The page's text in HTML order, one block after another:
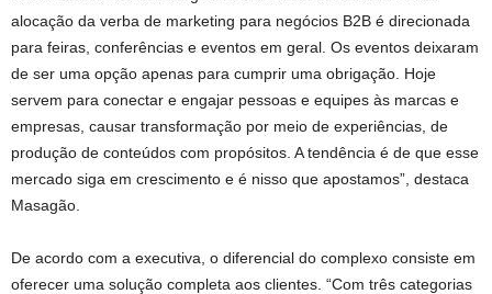
alocação da verba de marketing para negócios B2B é direcionada
para feiras, conferências e eventos em geral. Os eventos deixaram
de ser uma opção apenas para cumprir uma obrigação. Hoje
servem para conectar e engajar pessoas e equipes às marcas e
empresas, causar transformação por meio de experiências, de
produção de conteúdos com propósitos. A tendência é de que esse
mercado siga em crescimento e é nisso que apostamos”, destaca
Masagão.
De acordo com a executiva, o diferencial do complexo consiste em
oferecer uma solução completa aos clientes. “Com três categorias